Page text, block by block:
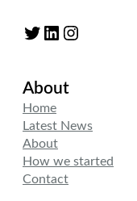
Twitter LinkedIn Instagram
About
Home
Latest News
About
How we started
Contact